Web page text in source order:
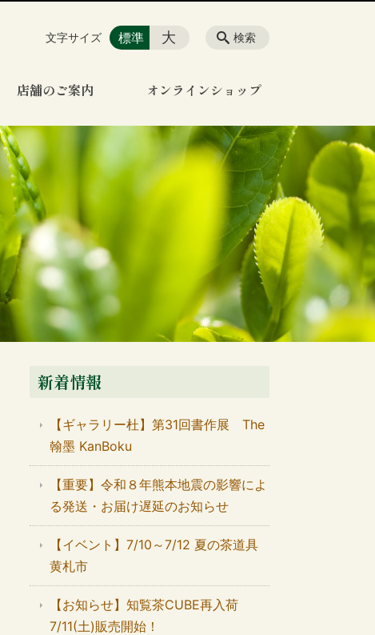
店舗のご案内 オンラインショップ
検索
文字サイズ 標準 大
新着情報
【ギャラリー杜】第31回書作展 The
翰墨 KanBoku
【重要】令和８年熊本地震の影響によ
る発送・お届け遅延のお知らせ
【イベント】7/10～7/12 夏の茶道具
黄札市
【お知らせ】知覧茶CUBE再入荷
7/11(土)販売開始！